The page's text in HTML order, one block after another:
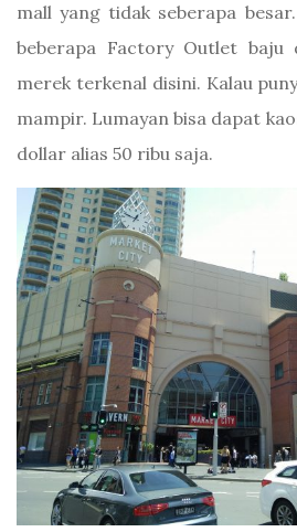
mall yang tidak seberapa
beberapa Factory Outlet baju
merek terkenal disini. Kalau
mampir. Lumayan bisa dapat
dollar alias 50 ribu saja.